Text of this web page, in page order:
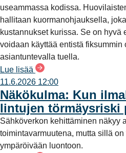
useammassa kodissa.
hallitaan kuormanohjauksella,
kustannukset kurissa. Se on hyvä
voidaan käyttää entistä
asiantuntevalla tuella.
Lue lisää
11.6.2026 12:00
Näkökulma: Kun
lintujen törmäysriski
Sähköverkon kehittäminen näkyy
toimintavarmuutena, mutta sillä
ympäröivään luontoon.